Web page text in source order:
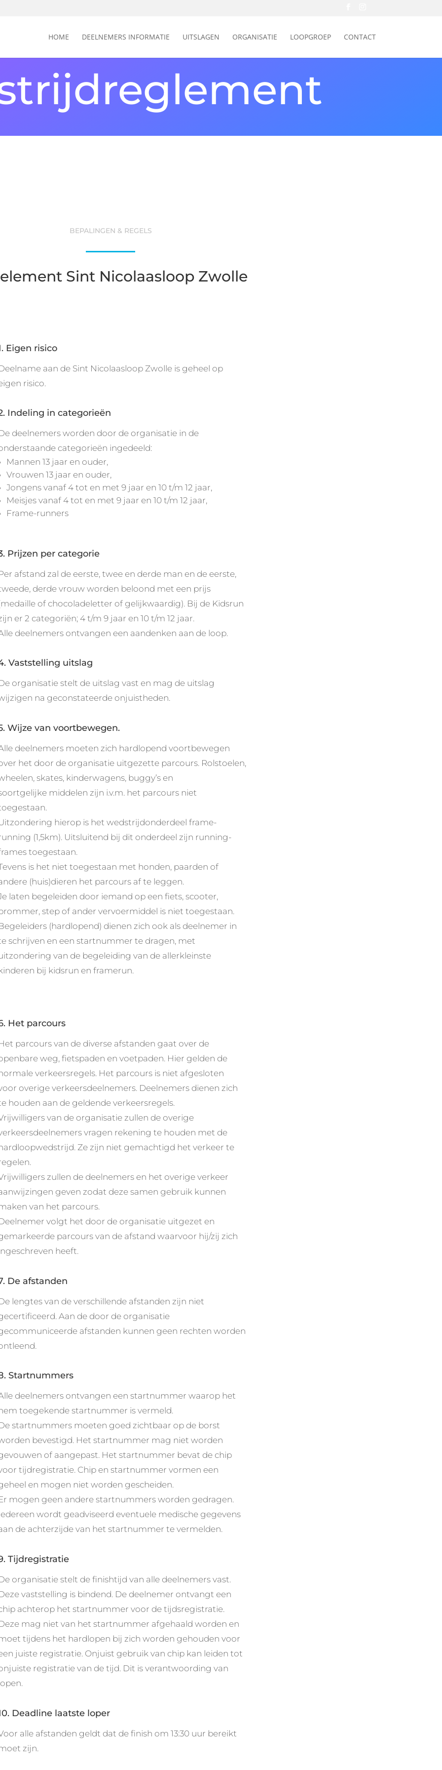
HOME DEELNEMERS INFORMATIE UITSLAGEN ORGANISATIE LOOPGROEP CONTACT
BEPALINGEN & REGELS
Sint Nicolaasloop Zwolle
Eigen risico
aan de Sint Nicolaasloop Zwolle is geheel op
risico.
Indeling in categorieën
deelnemers worden door de organisatie in de
categorieën ingedeeld:
Mannen 13 jaar en ouder,
Vrouwen 13 jaar en ouder,
Jongens vanaf 4 tot en met 9 jaar en 10 t/m 12 jaar,
Meisjes vanaf 4 tot en met 9 jaar en 10 t/m 12 jaar,
Frame-runners
Prijzen per categorie
afstand zal de eerste, twee en derde man en de eerste,
derde vrouw worden beloond met een prijs
of chocoladeletter of gelijkwaardig). Bij de Kidsrun
er 2 categoriën; 4 t/m 9 jaar en 10 t/m 12 jaar.
deelnemers ontvangen een aandenken aan de loop.
Vaststelling uitslag
organisatie stelt de uitslag vast en mag de uitslag
na geconstateerde onjuistheden.
Wijze van voortbewegen.
deelnemers moeten zich hardlopend voortbewegen
het door de organisatie uitgezette parcours. Rolstoelen,
skates, kinderwagens, buggy’s en
middelen zijn i.v.m. het parcours niet
hierop is het wedstrijdonderdeel frame-
(1,5km). Uitsluitend bij dit onderdeel zijn running-
toegestaan.
is het niet toegestaan met honden, paarden of
(huis)dieren het parcours af te leggen.
laten begeleiden door iemand op een fiets, scooter,
step of ander vervoermiddel is niet toegestaan.
(hardlopend) dienen zich ook als deelnemer in
schrijven en een startnummer te dragen, met
van de begeleiding van de allerkleinste
bij kidsrun en framerun.
Het parcours
parcours van de diverse afstanden gaat over de
weg, fietspaden en voetpaden. Hier gelden de
verkeersregels. Het parcours is niet afgesloten
overige verkeersdeelnemers. Deelnemers dienen zich
houden aan de geldende verkeersregels.
van de organisatie zullen de overige
vragen rekening te houden met de
Ze zijn niet gemachtigd het verkeer te
zullen de deelnemers en het overige verkeer
geven zodat deze samen gebruik kunnen
van het parcours.
volgt het door de organisatie uitgezet en
parcours van de afstand waarvoor hij/zij zich
heeft.
De afstanden
lengtes van de verschillende afstanden zijn niet
Aan de door de organisatie
afstanden kunnen geen rechten worden
Startnummers
deelnemers ontvangen een startnummer waarop het
toegekende startnummer is vermeld.
startnummers moeten goed zichtbaar op de borst
bevestigd. Het startnummer mag niet worden
of aangepast. Het startnummer bevat de chip
tijdregistratie. Chip en startnummer vormen een
en mogen niet worden gescheiden.
mogen geen andere startnummers worden gedragen.
wordt geadviseerd eventuele medische gegevens
de achterzijde van het startnummer te vermelden.
Tijdregistratie
organisatie stelt de finishtijd van alle deelnemers vast.
vaststelling is bindend. De deelnemer ontvangt een
achterop het startnummer voor de tijdsregistratie.
mag niet van het startnummer afgehaald worden en
tijdens het hardlopen bij zich worden gehouden voor
juiste registratie. Onjuist gebruik van chip kan leiden tot
registratie van de tijd. Dit is verantwoording van
Deadline laatste loper
alle afstanden geldt dat de finish om 13:30 uur bereikt
zijn.